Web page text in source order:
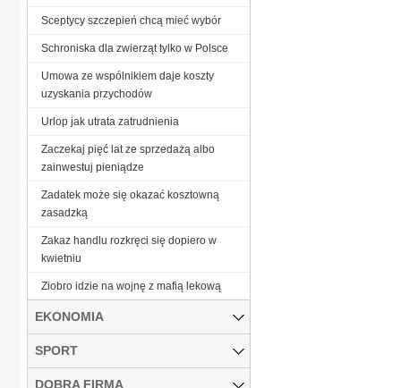
Sceptycy szczepień chcą mieć wybór
Schroniska dla zwierząt tylko w Polsce
Umowa ze wspólnikiem daje koszty
uzyskania przychodów
Urlop jak utrata zatrudnienia
Zaczekaj pięć lat ze sprzedażą albo
zainwestuj pieniądze
Zadatek może się okazać kosztowną
zasadzką
Zakaz handlu rozkręci się dopiero w
kwietniu
Ziobro idzie na wojnę z mafią lekową
EKONOMIA
SPORT
DOBRA FIRMA